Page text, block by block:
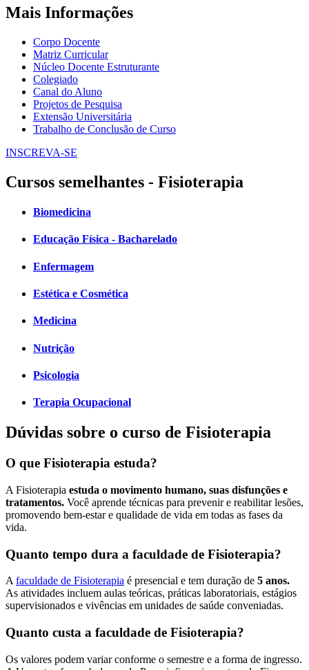
Mais Informações
Corpo Docente
Matriz Curricular
Núcleo Docente Estruturante
Colegiado
Canal do Aluno
Projetos de Pesquisa
Extensão Universitária
Trabalho de Conclusão de Curso
INSCREVA-SE
Cursos semelhantes - Fisioterapia
Biomedicina
Educação Física - Bacharelado
Enfermagem
Estética e Cosmética
Medicina
Nutrição
Psicologia
Terapia Ocupacional
Dúvidas sobre o curso de Fisioterapia
O que Fisioterapia estuda?
A Fisioterapia estuda o movimento humano, suas disfunções e
tratamentos. Você aprende técnicas para prevenir e reabilitar lesões,
promovendo bem-estar e qualidade de vida em todas as fases da
vida.
Quanto tempo dura a faculdade de Fisioterapia?
Afaculdade de Fisioterapia é presencial e tem duração de 5 anos.
As atividades incluem aulas teóricas, práticas laboratoriais, estágios
supervisionados e vivências em unidades de saúde conveniadas.
Quanto custa a faculdade de Fisioterapia?
Os valores podem variar conforme o semestre e a forma de ingresso.